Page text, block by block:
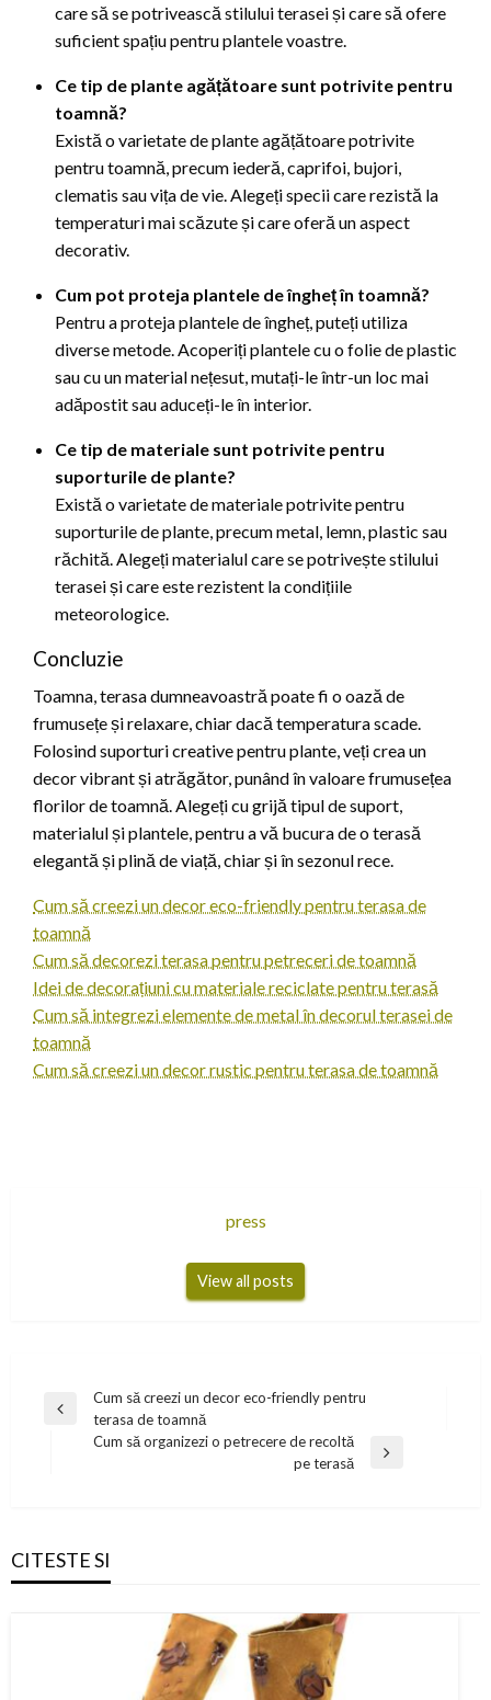
care să se potrivească stilului terasei și care să ofere
suficient spațiu pentru plantele voastre.
Ce tip de plante agățătoare sunt potrivite pentru
toamnă?
Există o varietate de plante agățătoare potrivite
pentru toamnă, precum iederă, caprifoi, bujori,
clematis sau vița de vie. Alegeți specii care rezistă la
temperaturi mai scăzute și care oferă un aspect
decorativ.
Cum pot proteja plantele de îngheț în toamnă?
Pentru a proteja plantele de îngheț, puteți utiliza
diverse metode. Acoperiți plantele cu o folie de plastic
sau cu un material nețesut, mutați-le într-un loc mai
adăpostit sau aduceți-le în interior.
Ce tip de materiale sunt potrivite pentru
suporturile de plante?
Există o varietate de materiale potrivite pentru
suporturile de plante, precum metal, lemn, plastic sau
răchită. Alegeți materialul care se potrivește stilului
terasei și care este rezistent la condițiile
meteorologice.
Concluzie
Toamna, terasa dumneavoastră poate fi o oază de
frumusețe și relaxare, chiar dacă temperatura scade.
Folosind suporturi creative pentru plante, veți crea un
decor vibrant și atrăgător, punând în valoare frumusețea
florilor de toamnă. Alegeți cu grijă tipul de suport,
materialul și plantele, pentru a vă bucura de o terasă
elegantă și plină de viață, chiar și în sezonul rece.
Cum să creezi un decor eco-friendly pentru terasa de
toamnă
Cum să decorezi terasa pentru petreceri de toamnă
Idei de decorațiuni cu materiale reciclate pentru terasă
Cum să integrezi elemente de metal în decorul terasei de
toamnă
Cum să creezi un decor rustic pentru terasa de toamnă
press
View all posts
Navigare
Previous
Cum să creezi un decor eco-friendly pentru
terasa de toamnă
Cum să organizezi o petrecere de recoltă
pe terasă
CITESTE SI